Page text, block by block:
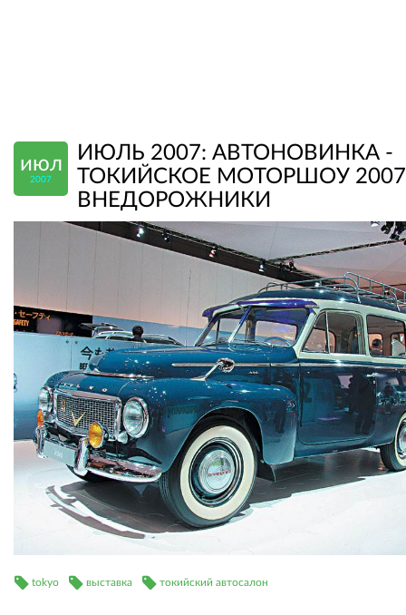
июл
2007
ИЮЛЬ 2007: АВТОНОВИНКА -
ТОКИЙСКОЕ МОТОРШОУ
ВНЕДОРОЖНИКИ
tokyo выставка токийский автосалон